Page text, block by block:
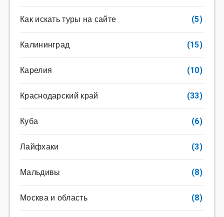
Как искать туры на сайте (5)
Калининград (15)
Карелия (10)
Краснодарский край (33)
Куба (6)
Лайфхаки (3)
Мальдивы (8)
Москва и область (8)